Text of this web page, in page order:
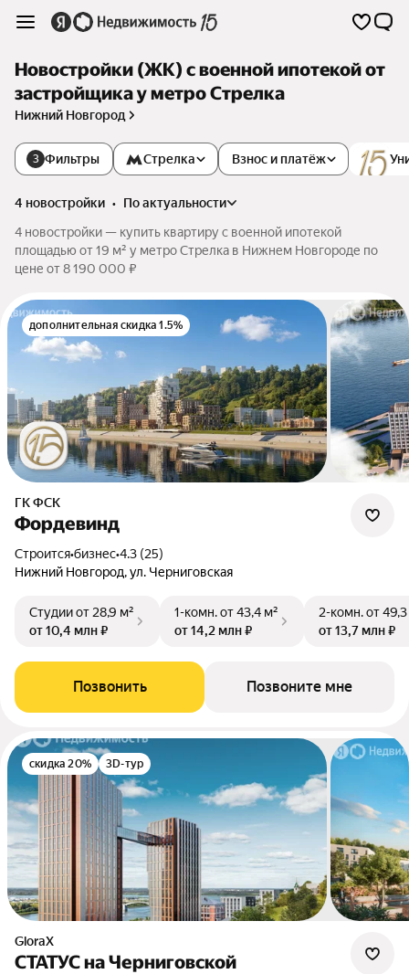
Новостройки (ЖК) с военной ипотекой от
застройщика у метро Стрелка
Нижний Новгород
3 Фильтры Стрелка Взнос и платёж
4 новостройки •
по актуальности
4 новостройки — купить квартиру с военной ипотекой
площадью от 19 м² у метро Стрелка в Нижнем Новгороде по
цене от 8 190 000 ₽
дополнительная скидка 1.5%
ГК ФСК
Фордевинд
Строится•бизнес•4.3 (25)
Нижний Новгород, ул. Черниговская
Студииот 28,9 м²
от 10,4 млн ₽
1-комн.от 43,4 м²
от 14,2 млн ₽
2-комн.от
от 13,7 млн ₽
Позвонить Позвоните мне
скидка 20% 3D-тур
GloraX
СТАТУС на Черниговской